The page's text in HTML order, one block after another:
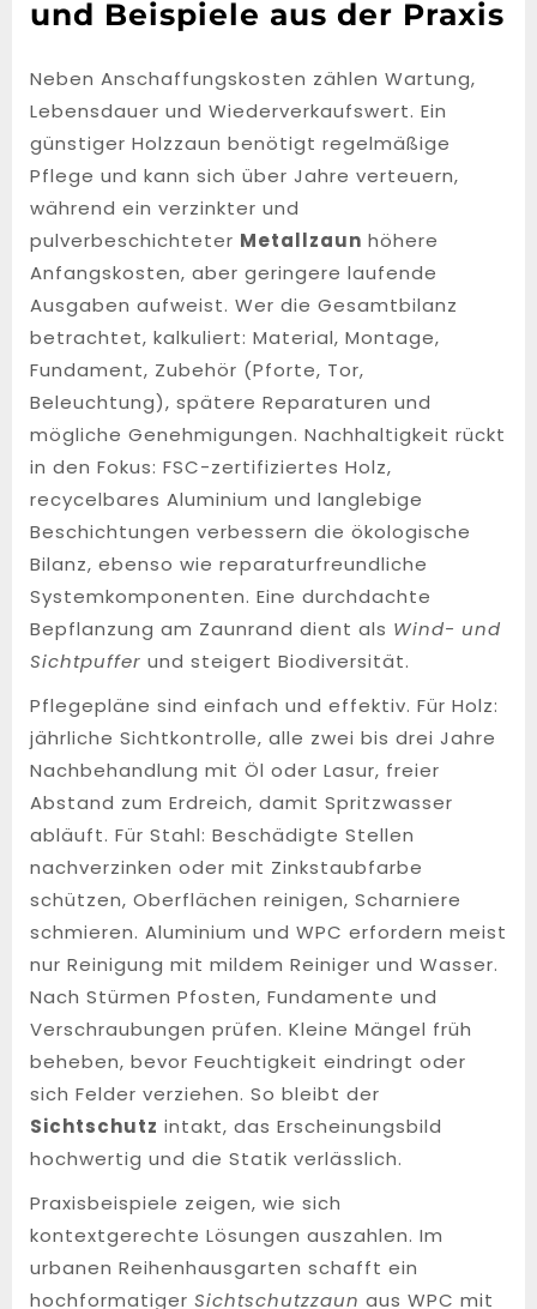
und Beispiele aus der Praxis
Neben Anschaffungskosten zählen Wartung,
Lebensdauer und Wiederverkaufswert. Ein
günstiger Holzzaun benötigt regelmäßige
Pflege und kann sich über Jahre verteuern,
während ein verzinkter und
pulverbeschichteter Metallzaun höhere
Anfangskosten, aber geringere laufende
Ausgaben aufweist. Wer die Gesamtbilanz
betrachtet, kalkuliert: Material, Montage,
Fundament, Zubehör (Pforte, Tor,
Beleuchtung), spätere Reparaturen und
mögliche Genehmigungen. Nachhaltigkeit rückt
in den Fokus: FSC-zertifiziertes Holz,
recycelbares Aluminium und langlebige
Beschichtungen verbessern die ökologische
Bilanz, ebenso wie reparaturfreundliche
Systemkomponenten. Eine durchdachte
Bepflanzung am Zaunrand dient als Wind- und
Sichtpuffer und steigert Biodiversität.
Pflegepläne sind einfach und effektiv. Für Holz:
jährliche Sichtkontrolle, alle zwei bis drei Jahre
Nachbehandlung mit Öl oder Lasur, freier
Abstand zum Erdreich, damit Spritzwasser
abläuft. Für Stahl: Beschädigte Stellen
nachverzinken oder mit Zinkstaubfarbe
schützen, Oberflächen reinigen, Scharniere
schmieren. Aluminium und WPC erfordern meist
nur Reinigung mit mildem Reiniger und Wasser.
Nach Stürmen Pfosten, Fundamente und
Verschraubungen prüfen. Kleine Mängel früh
beheben, bevor Feuchtigkeit eindringt oder
sich Felder verziehen. So bleibt der
Sichtschutz intakt, das Erscheinungsbild
hochwertig und die Statik verlässlich.
Praxisbeispiele zeigen, wie sich
kontextgerechte Lösungen auszahlen. Im
urbanen Reihenhausgarten schafft ein
hochformatiger Sichtschutzzaun aus WPC mit